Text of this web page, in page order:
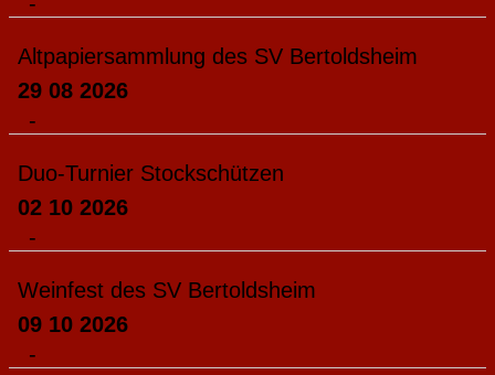
Altpapiersammlung des SV Bertoldsheim
29 08 2026
-
Duo-Turnier Stockschützen
02 10 2026
-
Weinfest des SV Bertoldsheim
09 10 2026
-